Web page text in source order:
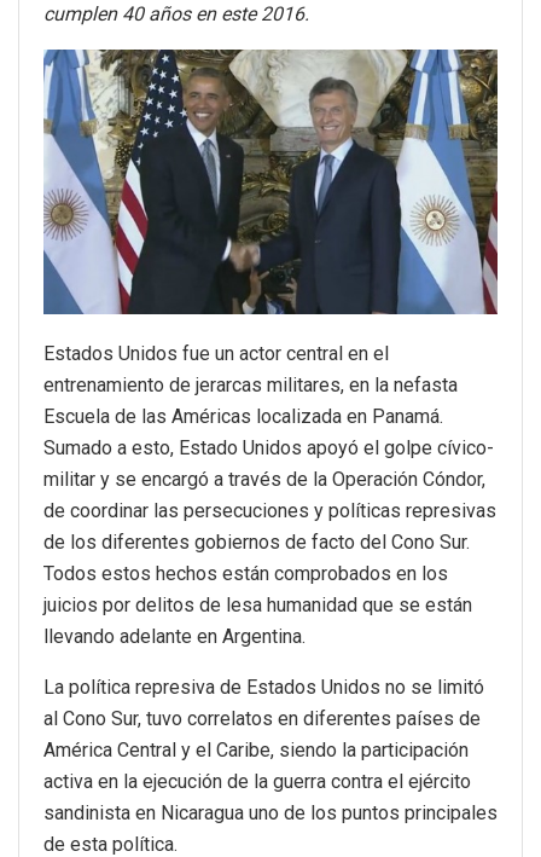
cumplen 40 años en este 2016.
Estados Unidos fue un actor central en el
entrenamiento de jerarcas militares, en la nefasta
Escuela de las Américas localizada en Panamá.
Sumado a esto, Estado Unidos apoyó el golpe cívico-
militar y se encargó a través de la Operación Cóndor,
de coordinar las persecuciones y políticas represivas
de los diferentes gobiernos de facto del Cono Sur.
Todos estos hechos están comprobados en los
juicios por delitos de lesa humanidad que se están
llevando adelante en Argentina.
La política represiva de Estados Unidos no se limitó
al Cono Sur, tuvo correlatos en diferentes países de
América Central y el Caribe, siendo la participación
activa en la ejecución de la guerra contra el ejército
sandinista en Nicaragua uno de los puntos principales
de esta política.